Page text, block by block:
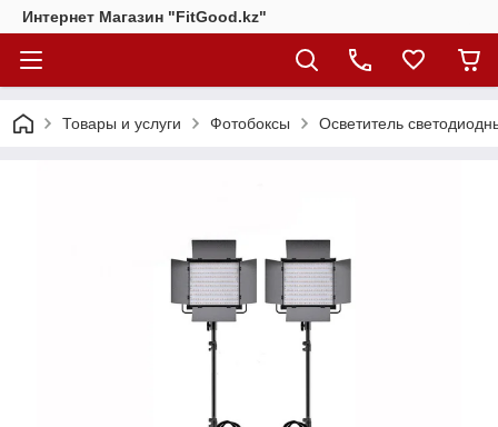
Интернет Магазин "FitGood.kz"
Товары и услуги Фотобоксы Осветитель